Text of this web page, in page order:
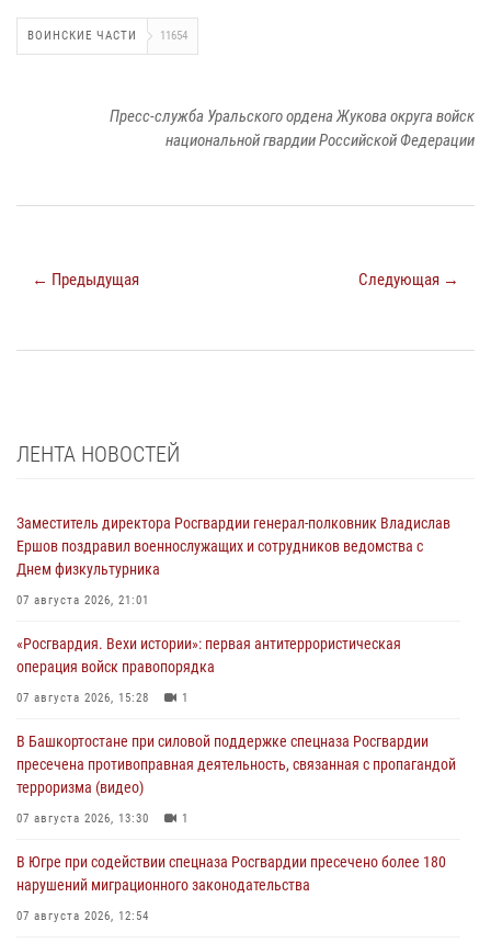
ВОИНСКИЕ ЧАСТИ 11654
Пресс-служба Уральского ордена Жукова округа войск
национальной гвардии Российской Федерации
← Предыдущая Следующая →
ЛЕНТА НОВОСТЕЙ
Заместитель директора Росгвардии генерал-полковник Владислав
Ершов поздравил военнослужащих и сотрудников ведомства с
Днем физкультурника
07 августа 2026, 21:01
«Росгвардия. Вехи истории»: первая антитеррористическая
операция войск правопорядка
07 августа 2026, 15:28 1
В Башкортостане при силовой поддержке спецназа Росгвардии
пресечена противоправная деятельность, связанная с пропагандой
терроризма (видео)
07 августа 2026, 13:30 1
В Югре при содействии спецназа Росгвардии пресечено более 180
нарушений миграционного законодательства
07 августа 2026, 12:54